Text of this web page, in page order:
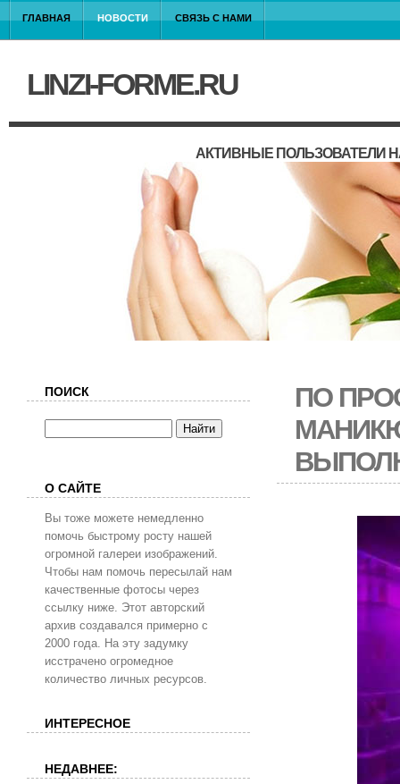
ГЛАВНАЯ НОВОСТИ СВЯЗЬ С НАМИ
LINZI-FORME.RU
АКТИВНЫЕ ПОЛЬЗОВАТЕЛИ
ПО
ПОИСК
О САЙТЕ
Вы тоже можете немедленно
помочь быстрому росту нашей
огромной галереи изображений.
Чтобы нам помочь пересылай нам
качественные фотосы через
ссылку ниже. Этот авторский
архив создавался примерно с
2000 года. На эту задумку
исстрачено огромедное
количество личных ресурсов.
ИНТЕРЕСНОЕ
НЕДАВНЕЕ: